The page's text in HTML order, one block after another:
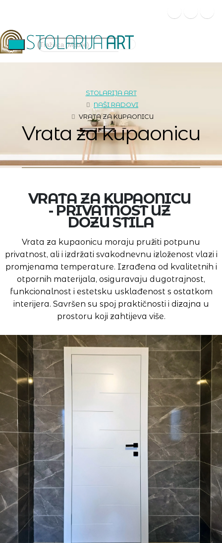
Vrata za kupaonicu
STOLARIJA ART
NAŠI RADOVI
VRATA ZA KUPAONICU
VRATA ZA KUPAONICU
- PRIVATNOST UZ
DOZU STILA
Vrata za kupaonicu moraju pružiti potpunu
privatnost, ali i izdržati svakodnevnu izloženost vlazi i
promjenama temperature. Izrađena od kvalitetnih i
otpornih materijala, osiguravaju dugotrajnost,
funkcionalnost i estetsku usklađenost s ostatkom
interijera. Savršen su spoj praktičnosti i dizajna u
prostoru koji zahtijeva više.